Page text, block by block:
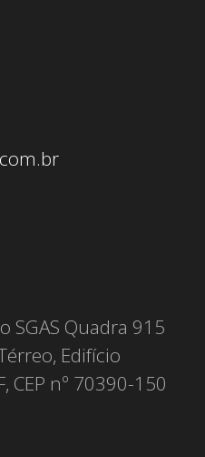
SGAS Quadra 915
Edifício
CEP nº 70390-150